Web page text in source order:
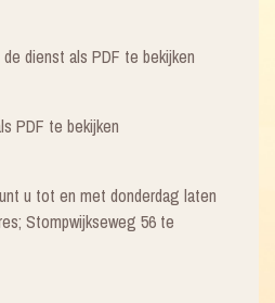
dienst als PDF te bekijken
PDF te bekijken
u tot en met donderdag laten
Stompwijkseweg 56 te